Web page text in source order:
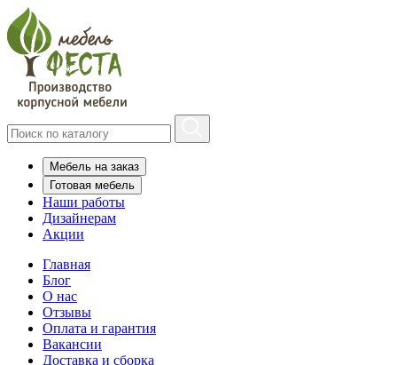
Мебель на заказ
Готовая мебель
Наши работы
Дизайнерам
Акции
Главная
Блог
О нас
Отзывы
Оплата и гарантия
Вакансии
Доставка и сборка